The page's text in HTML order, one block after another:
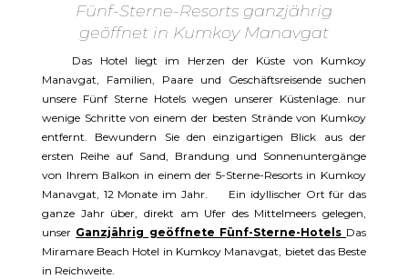
Fünf-Sterne-Resorts ganzjährig
geöffnet in Kumkoy Manavgat
Das Hotel liegt im Herzen der Küste von Kumkoy
Manavgat, Familien, Paare und Geschäftsreisende suchen
unsere Fünf Sterne Hotels wegen unserer Küstenlage. nur
wenige Schritte von einem der besten Strände von Kumkoy
entfernt. Bewundern Sie den einzigartigen Blick aus der
ersten Reihe auf Sand, Brandung und Sonnenuntergänge
von Ihrem Balkon in einem der 5-Sterne-Resorts in Kumkoy
Manavgat, 12 Monate im Jahr. Ein idyllischer Ort für das
ganze Jahr über, direkt am Ufer des Mittelmeers gelegen,
unser Ganzjährig geöffnete Fünf-Sterne-Hotels Das
Miramare Beach Hotel in Kumkoy Manavgat, bietet das Beste
in Reichweite.